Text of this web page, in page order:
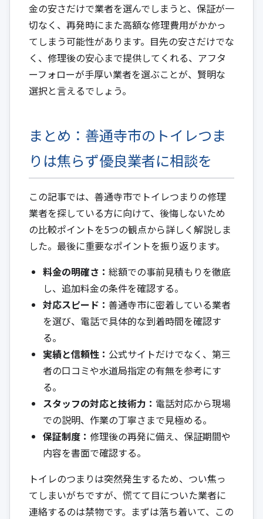
金の安さだけで業者を選んでしまうと、保証が一
切なく、再発時にまた高額な修理費用がかかっ
てしまう可能性があります。目先の安さだけでな
く、修理後の安心まで提供してくれる、アフタ
ーフォローが手厚い業者を選ぶことが、賢明な
選択と言えるでしょう。
まとめ：善通寺市のトイレつま
りは焦らず優良業者に相談を
この記事では、善通寺市でトイレつまりの修理
業者を探している方に向けて、後悔しないため
の比較ポイントを5つの観点から詳しく解説しま
した。最後に重要なポイントを振り返ります。
料金の明確さ： 総額での事前見積もりを徹底
し、追加料金の条件を確認する。
対応スピード： 善通寺市に密着している業者
を選び、電話で具体的な到着時間を確認す
る。
実績と信頼性： 公式サイトだけでなく、第三
者の口コミや水道局指定の有無を参考にす
る。
スタッフの対応と技術力： 電話対応から現場
での説明、作業の丁寧さまで見極める。
保証制度： 修理後の再発に備え、保証期間や
内容を書面で確認する。
トイレのつまりは突然発生するため、つい焦っ
てしまいがちですが、慌てて目についた業者に
連絡するのは禁物です。まずは落ち着いて、この